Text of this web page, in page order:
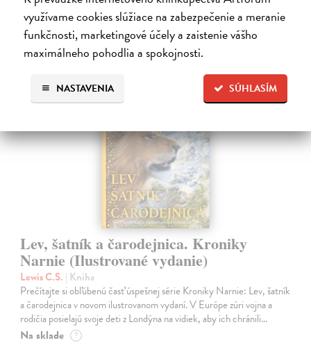
využívame cookies slúžiace na zabezpečenie a meranie
funkčnosti, marketingové účely a zaistenie vášho
maximálneho pohodlia a spokojnosti.
SÚHLASÍM
NASTAVENIA
28,03 €
28,90 €
Lev, šatník a čarodejnica. Kroniky
Narnie (Ilustrované vydanie)
Lewis C.S. | Kniha
Prečítajte si obľúbenú časť úspešnej série Kroniky Narnie: Lev, šatník
a čarodejnica v novom ilustrovanom vydaní. V Európe zúri vojna a
rodičia posielajú svoje deti z Londýna na vidiek, aby ich chránili…
Na sklade ?